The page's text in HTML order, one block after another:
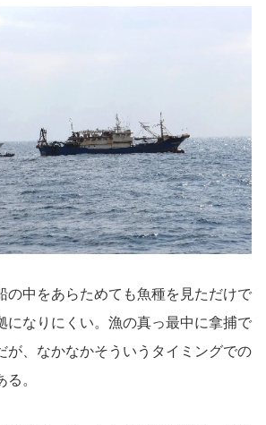
の中をあらためても魚種を見ただけで
になりにくい。漁の真っ最中に拿捕で
が、なかなかそういうタイミングでの
。